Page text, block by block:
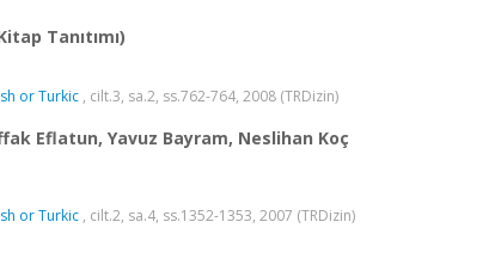
Tanıtımı)
or Turkic , cilt.3, sa.2, ss.762-764, 2008 (TRDizin)
Eflatun, Yavuz Bayram, Neslihan Koç
or Turkic , cilt.2, sa.4, ss.1352-1353, 2007 (TRDizin)